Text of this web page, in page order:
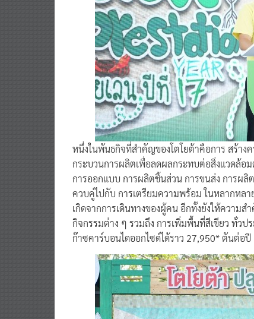
หนึ่งในพันธกิจที่สำคัญของโตโยต้าคือการ สร้าง
กระบวนการผลิตเพื่อลดผลกระทบต่อสิ่งแวดล้อ
การออกแบบ การผลิตชิ้นส่วน การขนส่ง การผลิ
ควบคู่ไปกับ การเตรียมความพร้อม ในหลากหล
เกิดจากการเดินทางของผู้คน อีกทั้งยังให้ควา
กิจกรรมต่าง ๆ รวมถึง การเพิ่มพื้นที่สีเขียว ทั่ว
ก๊าซคาร์บอนไดออกไซด์ได้ราว 27,950* ตันต่อปี